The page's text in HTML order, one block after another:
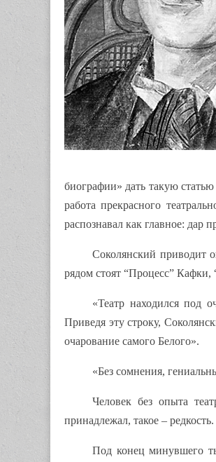
биографии» дать такую
работа прекрасного
распознавал как главное: дар
Соколянский приводит
рядом стоят “Процесс”
«Театр находился под
Приведя эту строку,
очарование самого Белого».
«Без сомнения,
Человек без опыта
принадлежал, такое –
Под конец минувшего